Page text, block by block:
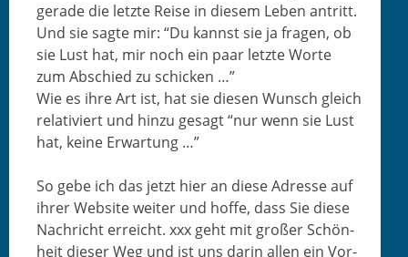
ger­ade die let­zte Reise in diesem Leben antritt.
Und sie sagte mir: “Du kannst sie ja fra­gen, ob
sie Lust hat, mir noch ein paar let­zte Worte
zum Abschied zu schicken …”
Wie es ihre Art ist, hat sie diesen Wun­sch gle­ich
rel­a­tiviert und hinzu gesagt “nur wenn sie Lust
hat, keine Erwartung …”
So gebe ich das jet­zt hier an diese Adresse auf
ihrer Web­site weit­er und hoffe, dass Sie diese
Nachricht erre­icht. xxx geht mit großer Schön­
heit dieser Weg und ist uns darin allen ein Vor­